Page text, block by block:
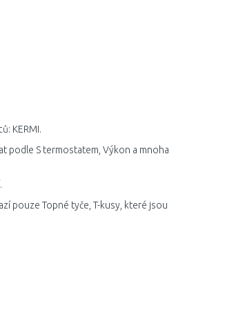
KERMI.
podle S termostatem, Výkon a mnoha
pouze Topné tyče, T-kusy, které jsou